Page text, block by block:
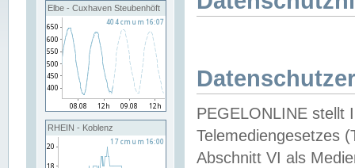
Elbe - Cuxhaven Steubenhöft
RHEIN - Koblenz
PEGELONLINE stellt
Telemediengesetzes
Abschnitt VI als